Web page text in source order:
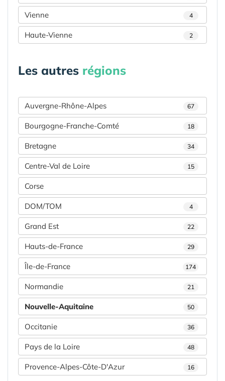
Vienne 4
Haute-Vienne 2
Les autres régions
Auvergne-Rhône-Alpes 67
Bourgogne-Franche-Comté 18
Bretagne 34
Centre-Val de Loire 15
Corse
DOM/TOM 4
Grand Est 22
Hauts-de-France 29
Île-de-France 174
Normandie 21
Nouvelle-Aquitaine 50
Occitanie 36
Pays de la Loire 48
Provence-Alpes-Côte-D'Azur 16